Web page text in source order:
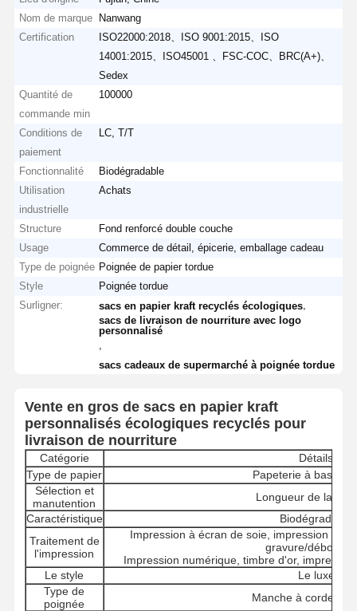
Nom de marque
Nanwang
Certification
ISO22000:2018、ISO 9001:2015、ISO
14001:2015、ISO45001 、FSC-COC、BRC(A+)、
Sedex
Quantité de
commande min
100000
Conditions de
paiement
LC, T/T
Fonctionnalité
Biodégradable
Utilisation
industrielle
Achats
Structure
Fond renforcé double couche
Usage
Commerce de détail, épicerie, emballage cadeau
Type de poignée Poignée de papier tordue
Style
Poignée tordue
Surligner:
sacs en papier kraft recyclés écologiques
sacs de livraison de nourriture avec logo
personnalisé
sacs cadeaux de supermarché à poignée tordue
Vente en gros de sacs en papier kraft
personnalisés écologiques recyclés pour
livraison de nourriture
Catégorie
Détails
Type de papier
Papeterie à base
Sélection et
manutention
Longueur de la
Caractéristique
Biodégradable
Traitement de
l'impression
Impression à écran de soie, impression
gravure/
Impression numérique, timbre d'or,
Le style
Le luxe
Type de
poignée
Manche à corde en